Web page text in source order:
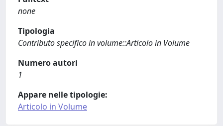
none
Tipologia
Contributo specifico in volume::Articolo in Volume
Numero autori
1
Appare nelle tipologie:
Articolo in Volume